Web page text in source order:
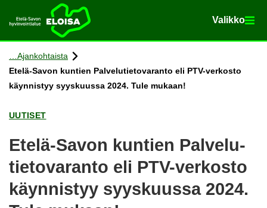
Etusi­vu Va­lik­ko
Va­lik­ko
Siir­ry si­säl­töön
Ajan­koh­tais­ta
Etelä-​Savon kun­tien Pal­ve­lu­tie­to­va­ran­to eli PTV-​verkosto
käyn­nis­tyy syys­kuus­sa 2024. Tule mu­kaan!
UU­TI­SET
Etelä-​Savon kun­tien Pal­ve­lu­
tie­to­va­ran­to eli PTV-​verkosto
käyn­nis­tyy syys­kuus­sa 2024.